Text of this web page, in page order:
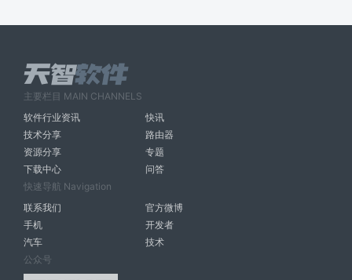
主要栏目 MAIN CHANNELS
软件行业资讯
快讯
技术分享
路由器
资源分享
专题
下载中心
问答
快速导航 Navigation
联系我们
官方微博
手机
开发者
汽车
技术
公众号